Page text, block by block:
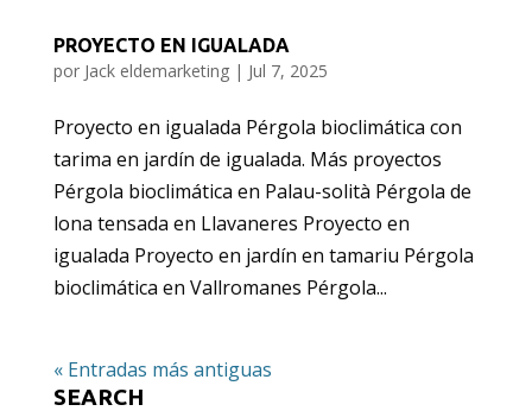
PROYECTO EN IGUALADA
por Jack eldemarketing| Jul 7, 2025
Proyecto en igualada Pérgola bioclimática con
tarima en jardín de igualada. Más proyectos
Pérgola bioclimática en Palau-solità Pérgola de
lona tensada en Llavaneres Proyecto en
igualada Proyecto en jardín en tamariu Pérgola
bioclimática en Vallromanes Pérgola...
« Entradas más antiguas
SEARCH